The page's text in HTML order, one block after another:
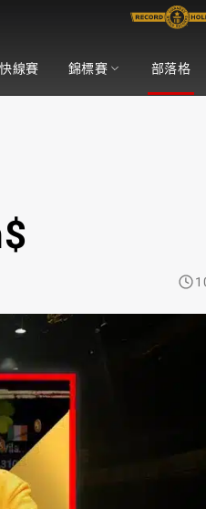
線賽 錦標賽 部落格